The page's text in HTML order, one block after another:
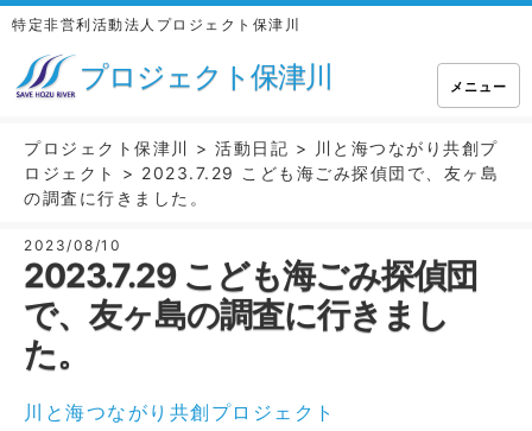
特定非営利活動法人プロジェクト保津川
プロジェクト保津川 メニュー
プロジェクト保津川 > 活動日記 >
川と海つながり共創プ
ロジェクト
> 2023.7.29 こども海ごみ探偵団で、友ヶ島
の調査に行きました。
2023/08/10
2023.7.29 こども海ごみ探偵団
で、友ヶ島の調査に行きまし
た。
川と海つながり共創プロジェクト